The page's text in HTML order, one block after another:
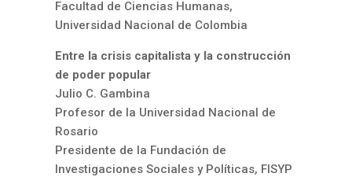
Facultad de Ciencias Humanas,
Universidad Nacional de Colombia
Entre la crisis capitalista y la construcción
de poder popular
Julio C. Gambina
Profesor de la Universidad Nacional de
Rosario
Presidente de la Fundación de
Investigaciones Sociales y Políticas, FISYP